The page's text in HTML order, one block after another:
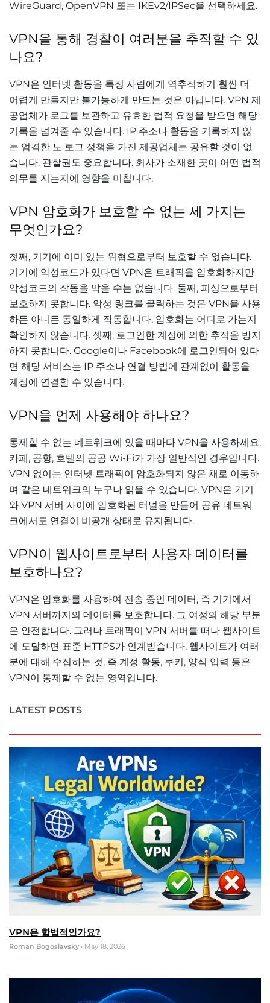
WireGuard, OpenVPN 또는 IKEv2/IPSec을 선택하세요.
VPN을 통해 경찰이 여러분을 추적할 수 있
나요?
VPN은 인터넷 활동을 특정 사람에게 역추적하기 훨씬 더
어렵게 만들지만 불가능하게 만드는 것은 아닙니다. VPN 제
공업체가 로그를 보관하고 유효한 법적 요청을 받으면 해당
기록을 넘겨줄 수 있습니다. IP 주소나 활동을 기록하지 않
는 엄격한 노 로그 정책을 가진 제공업체는 공유할 것이 없
습니다. 관할권도 중요합니다. 회사가 소재한 곳이 어떤 법적
의무를 지는지에 영향을 미칩니다.
VPN 암호화가 보호할 수 없는 세 가지는
무엇인가요?
첫째, 기기에 이미 있는 위협으로부터 보호할 수 없습니다.
기기에 악성코드가 있다면 VPN은 트래픽을 암호화하지만
악성코드의 작동을 막을 수는 없습니다. 둘째, 피싱으로부터
보호하지 못합니다. 악성 링크를 클릭하는 것은 VPN을 사용
하든 아니든 동일하게 작동합니다. 암호화는 어디로 가는지
확인하지 않습니다. 셋째, 로그인한 계정에 의한 추적을 방지
하지 못합니다. Google이나 Facebook에 로그인되어 있다
면 해당 서비스는 IP 주소나 연결 방법에 관계없이 활동을
계정에 연결할 수 있습니다.
VPN을 언제 사용해야 하나요?
통제할 수 없는 네트워크에 있을 때마다 VPN을 사용하세요.
카페, 공항, 호텔의 공공 Wi-Fi가 가장 일반적인 경우입니다.
VPN 없이는 인터넷 트래픽이 암호화되지 않은 채로 이동하
며 같은 네트워크의 누구나 읽을 수 있습니다. VPN은 기기
와 VPN 서버 사이에 암호화된 터널을 만들어 공유 네트워
크에서도 연결이 비공개 상태로 유지됩니다.
VPN이 웹사이트로부터 사용자 데이터를
보호하나요?
VPN은 암호화를 사용하여 전송 중인 데이터, 즉 기기에서
VPN 서버까지의 데이터를 보호합니다. 그 여정의 해당 부분
은 안전합니다. 그러나 트래픽이 VPN 서버를 떠나 웹사이트
에 도달하면 표준 HTTPS가 인계받습니다. 웹사이트가 여러
분에 대해 수집하는 것, 즉 계정 활동, 쿠키, 양식 입력 등은
VPN이 통제할 수 없는 영역입니다.
LATEST POSTS
VPN은 합법적인가요?
Roman Bogoslavsky • May 18, 2026